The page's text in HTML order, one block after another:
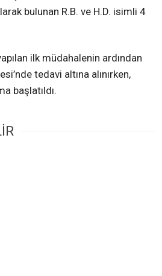
bulunan R.B. ve H.D. isimli 4
ilk müdahalenin ardından
tedavi altına alınırken,
başlatıldı.